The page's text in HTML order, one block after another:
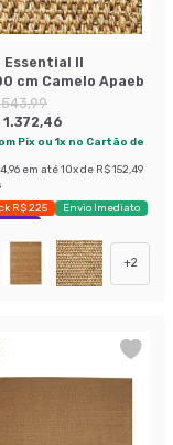
Essential II
cm Camelo Apaeb
1.372,46
Pix ou 1x no Cartão de
em até10x de R$ 152,49
R$ 225
Envio Imediato
11%
+2